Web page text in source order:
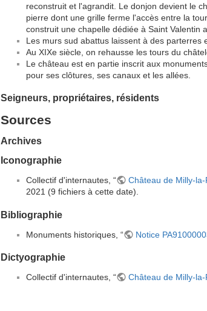
reconstruit et l'agrandit. Le donjon devient le
pierre dont une grille ferme l'accès entre la
construit une chapelle dédiée à Saint Valentin
Les murs sud abattus laissent à des parterres
Au XIXe siècle, on rehausse les tours du
Le château est en partie inscrit aux
pour ses clôtures, ses canaux et les allées.
Seigneurs, propriétaires, résidents
Sources
Archives
Iconographie
Collectif d'internautes, “ Château de Milly-
2021 (9 fichiers à cette date).
Bibliographie
Monuments historiques, “ Notice
Dictyographie
Collectif d'internautes, “ Château de Milly-